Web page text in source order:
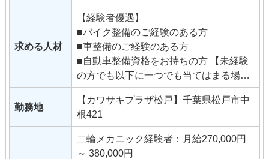
チから学んでみませんか？ ＜販売スタッ
フ希望の方＞
店内での接客を中心にバイクの販売、保
険業務他、整備以外のバイクショップの
仕事全般となります。
販売ノルマはありません。
販売経験が無くても来店される方はみん
なバイク好きなので話が弾みます。
カワサキ専門ディーラーとしてお客様の
バイクライフをサポートしていくお仕事
です。
求める人材
【経験者優遇】
■バイク整備のご経験のある方
■車整備のご経験のある方
■自動車整備資格をお持ちの方 【未経験
の方でも以下に一つでも当てはまる場合
はぜひご応募ください！】
■バイク大好き！
■バイクが好きな人が好き！
■いろいろなバイクに触れたい！
■まだバイクの免許を持っていないが、
勤務地
【カワサキプラザ松戸】千葉県松戸市中
根421
二輪メカニック経験者：月給270,000円
～ 380,000円